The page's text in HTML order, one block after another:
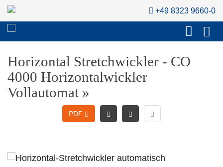
+49 8323 9660-0
Horizontal Stretchwickler - CO
4000 Horizontalwickler
Vollautomat »
PDF